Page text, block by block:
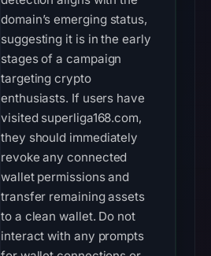
domain’s emerging status,
suggesting it is in the early
stages of a campaign
targeting crypto
enthusiasts. If users have
visited superliga168.com,
they should immediately
revoke any connected
wallet permissions and
transfer remaining assets
to a clean wallet. Do not
interact with any prompts